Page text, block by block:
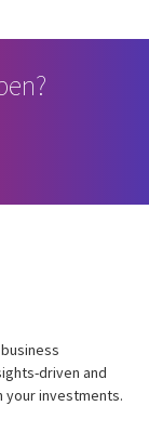
driven and
investments.